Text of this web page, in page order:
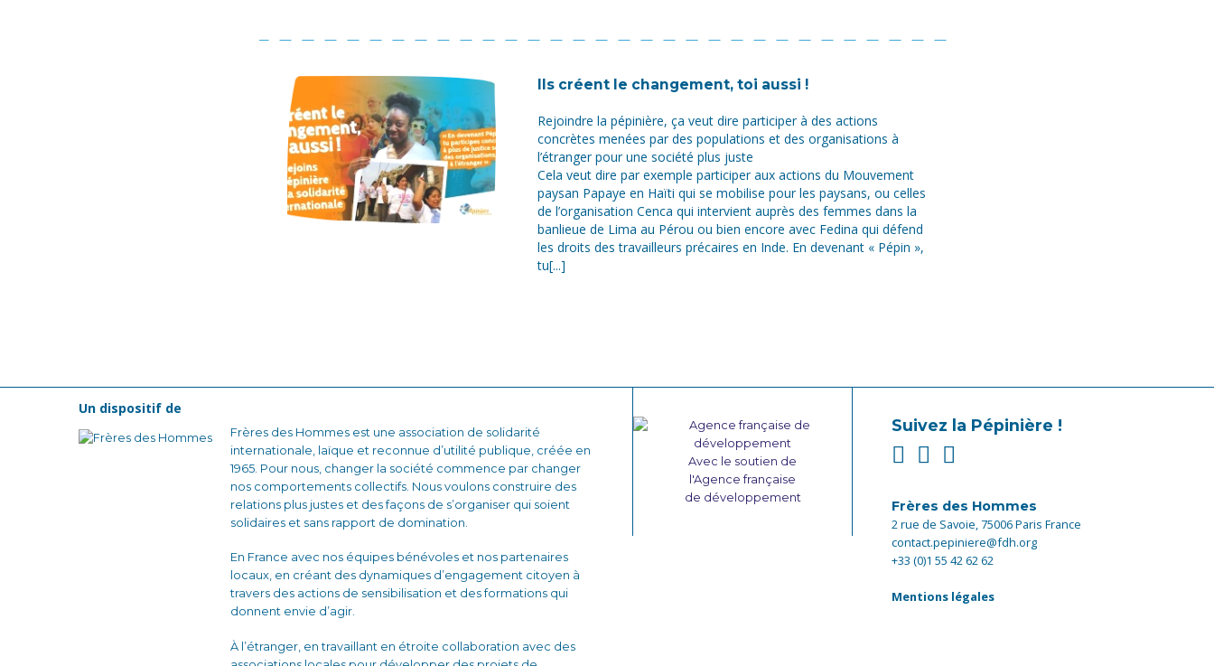
Ils créent le changement, toi aussi !
Rejoindre la pépinière, ça veut dire participer à des actions
concrètes menées par des populations et des organisations à
l’étranger pour une société plus juste
Cela veut dire par exemple participer aux actions du Mouvement
paysan Papaye en Haïti qui se mobilise pour les paysans, ou celles
de l’organisation Cenca qui intervient auprès des femmes dans la
banlieue de Lima au Pérou ou bien encore avec Fedina qui défend
les droits des travailleurs précaires en Inde. En devenant « Pépin »,
tu[...]
Un dispositif de
Frères des Hommes est une association de solidarité
internationale, laïque et reconnue d’utilité publique, créée en
1965. Pour nous, changer la société commence par changer
nos comportements collectifs. Nous voulons construire des
relations plus justes et des façons de s’organiser qui soient
solidaires et sans rapport de domination.
En France avec nos équipes bénévoles et nos partenaires
locaux, en créant des dynamiques d’engagement citoyen à
travers des actions de sensibilisation et des formations qui
donnent envie d’agir.
À l’étranger, en travaillant en étroite collaboration avec des
Avec le soutien de
l'Agence française
de développement
Suivez la Pépinière !
Frères des Hommes
2 rue de Savoie, 75006 Paris France
contact.pepiniere@fdh.org
+33 (0)1 55 42 62 62
Mentions légales